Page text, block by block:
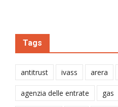
Tags
antitrust ivass arera
agenzia delle entrate gas